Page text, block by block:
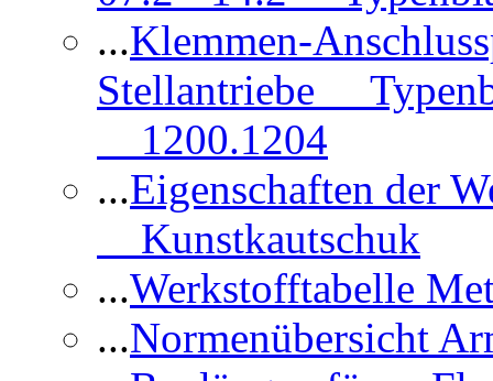
...Klemmen-
Stellantriebe
1200.1204
...Eigenschaften der
Kunstkautschuk
...Werkstofftabelle
...Normenübersicht